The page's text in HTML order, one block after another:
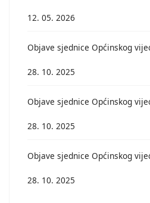
12. 05. 2026
Objave sjednice Općinskog
28. 10. 2025
Objave sjednice Općinskog
28. 10. 2025
Objave sjednice Općinskog
28. 10. 2025